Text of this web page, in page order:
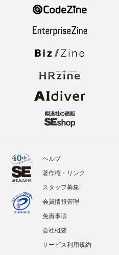
ヘルプ
著作権・リンク
スタッフ募集!
会員情報管理
免責事項
会社概要
サービス利用規約